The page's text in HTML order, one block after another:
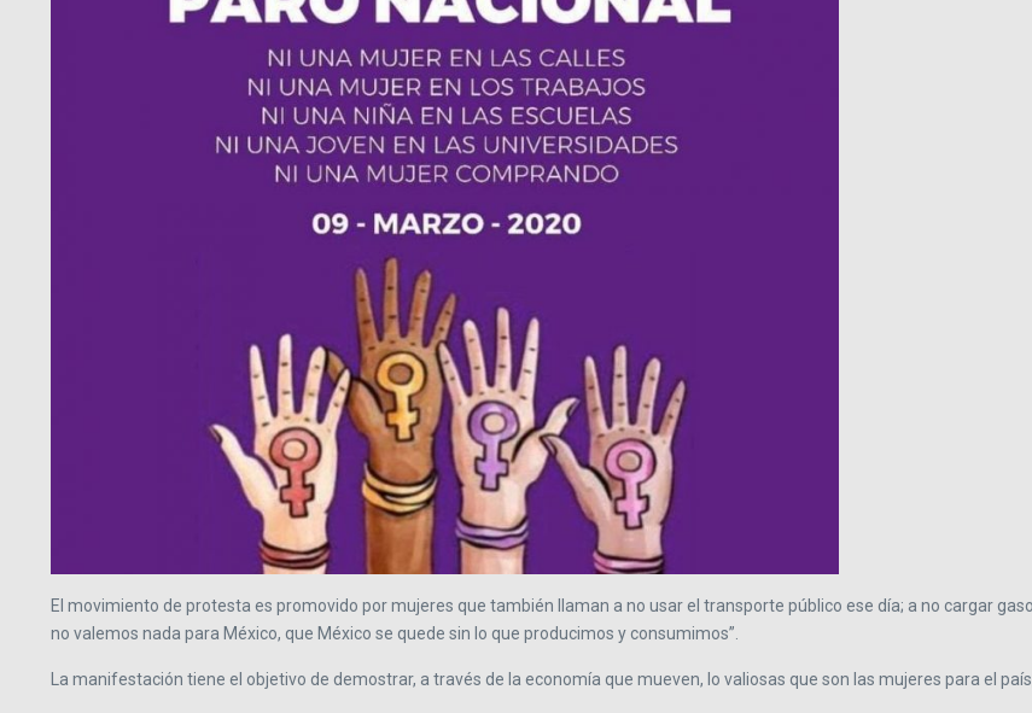
El movimiento de protesta es promovido por mujeres que también llaman a no usar el transporte público ese día; a no cargar
no valemos nada para México, que México se quede sin lo que producimos y consumimos”.
La manifestación tiene el objetivo de demostrar, a través de la economía que mueven, lo valiosas que son las mujeres para el